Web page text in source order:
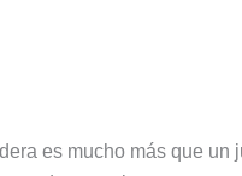
es mucho más que un